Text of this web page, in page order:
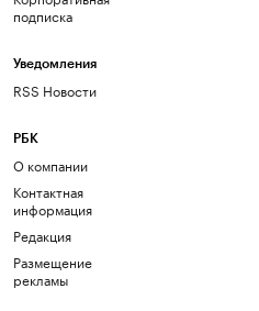
подписка
Уведомления
RSS Новости
РБК
О компании
Контактная
информация
Редакция
Размещение
рекламы